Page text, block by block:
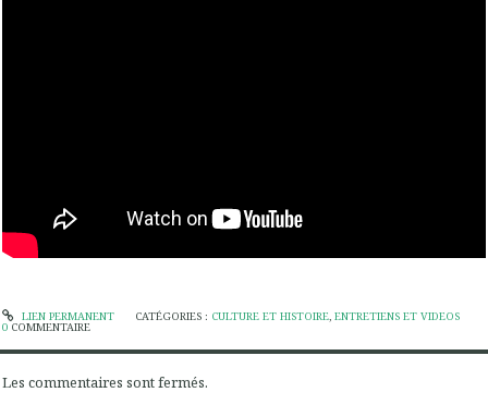
LIEN PERMANENT CATÉGORIES : CULTURE ET HISTOIRE, ENTRETIENS ET VIDEOS
0 COMMENTAIRE
Les commentaires sont fermés.